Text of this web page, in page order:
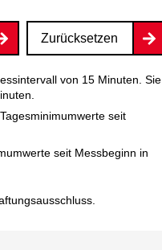
Zurücksetzen
von 15 Minuten. Sie
seit
seit Messbeginn in
.